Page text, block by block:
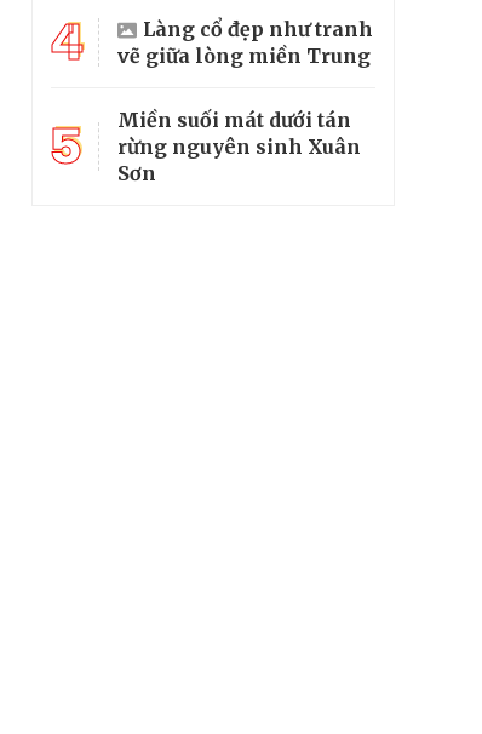
4
Làng cổ đẹp như tranh
vẽ giữa lòng miền Trung
5
Miền suối mát dưới tán
rừng nguyên sinh Xuân
Sơn